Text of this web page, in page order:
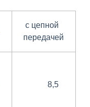
с цепной
передачей
8,5